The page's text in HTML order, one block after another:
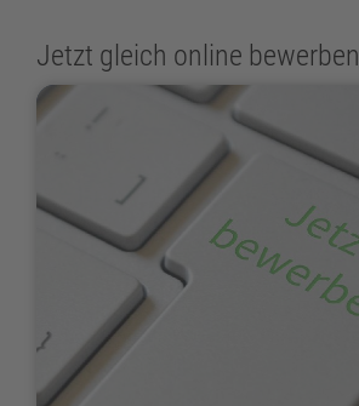
Jetzt gleich online bewerben